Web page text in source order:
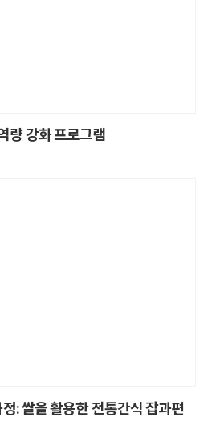
량 강화 프로그램
: 쌀을 활용한 전통간식 잡과편